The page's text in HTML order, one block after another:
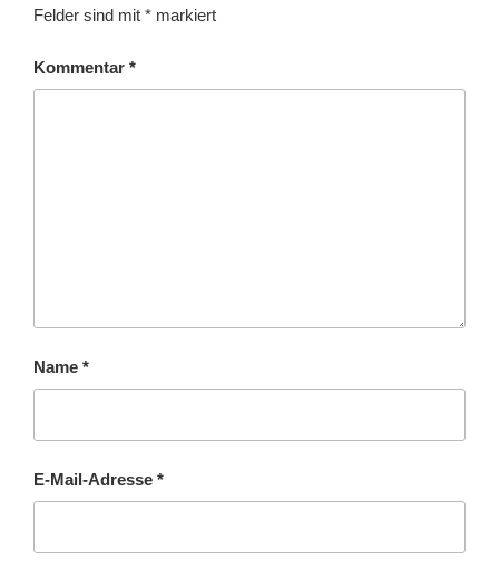
Felder sind mit * markiert
Kommentar *
Name *
E-Mail-Adresse *